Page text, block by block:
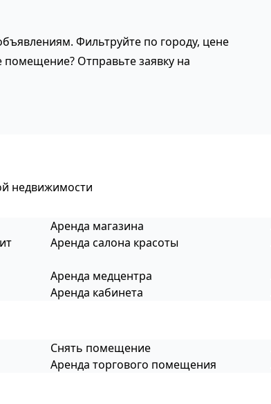
Фильтруйте по городу, цене
Отправьте заявку на
недвижимости
Аренда магазина
Аренда салона красоты
Аренда медцентра
Аренда кабинета
Снять помещение
Аренда торгового помещения